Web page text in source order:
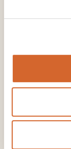
Nähdään